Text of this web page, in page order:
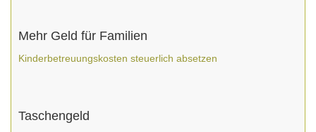
Mehr Geld für Familien
Kinderbetreuungskosten steuerlich absetzen
Taschengeld